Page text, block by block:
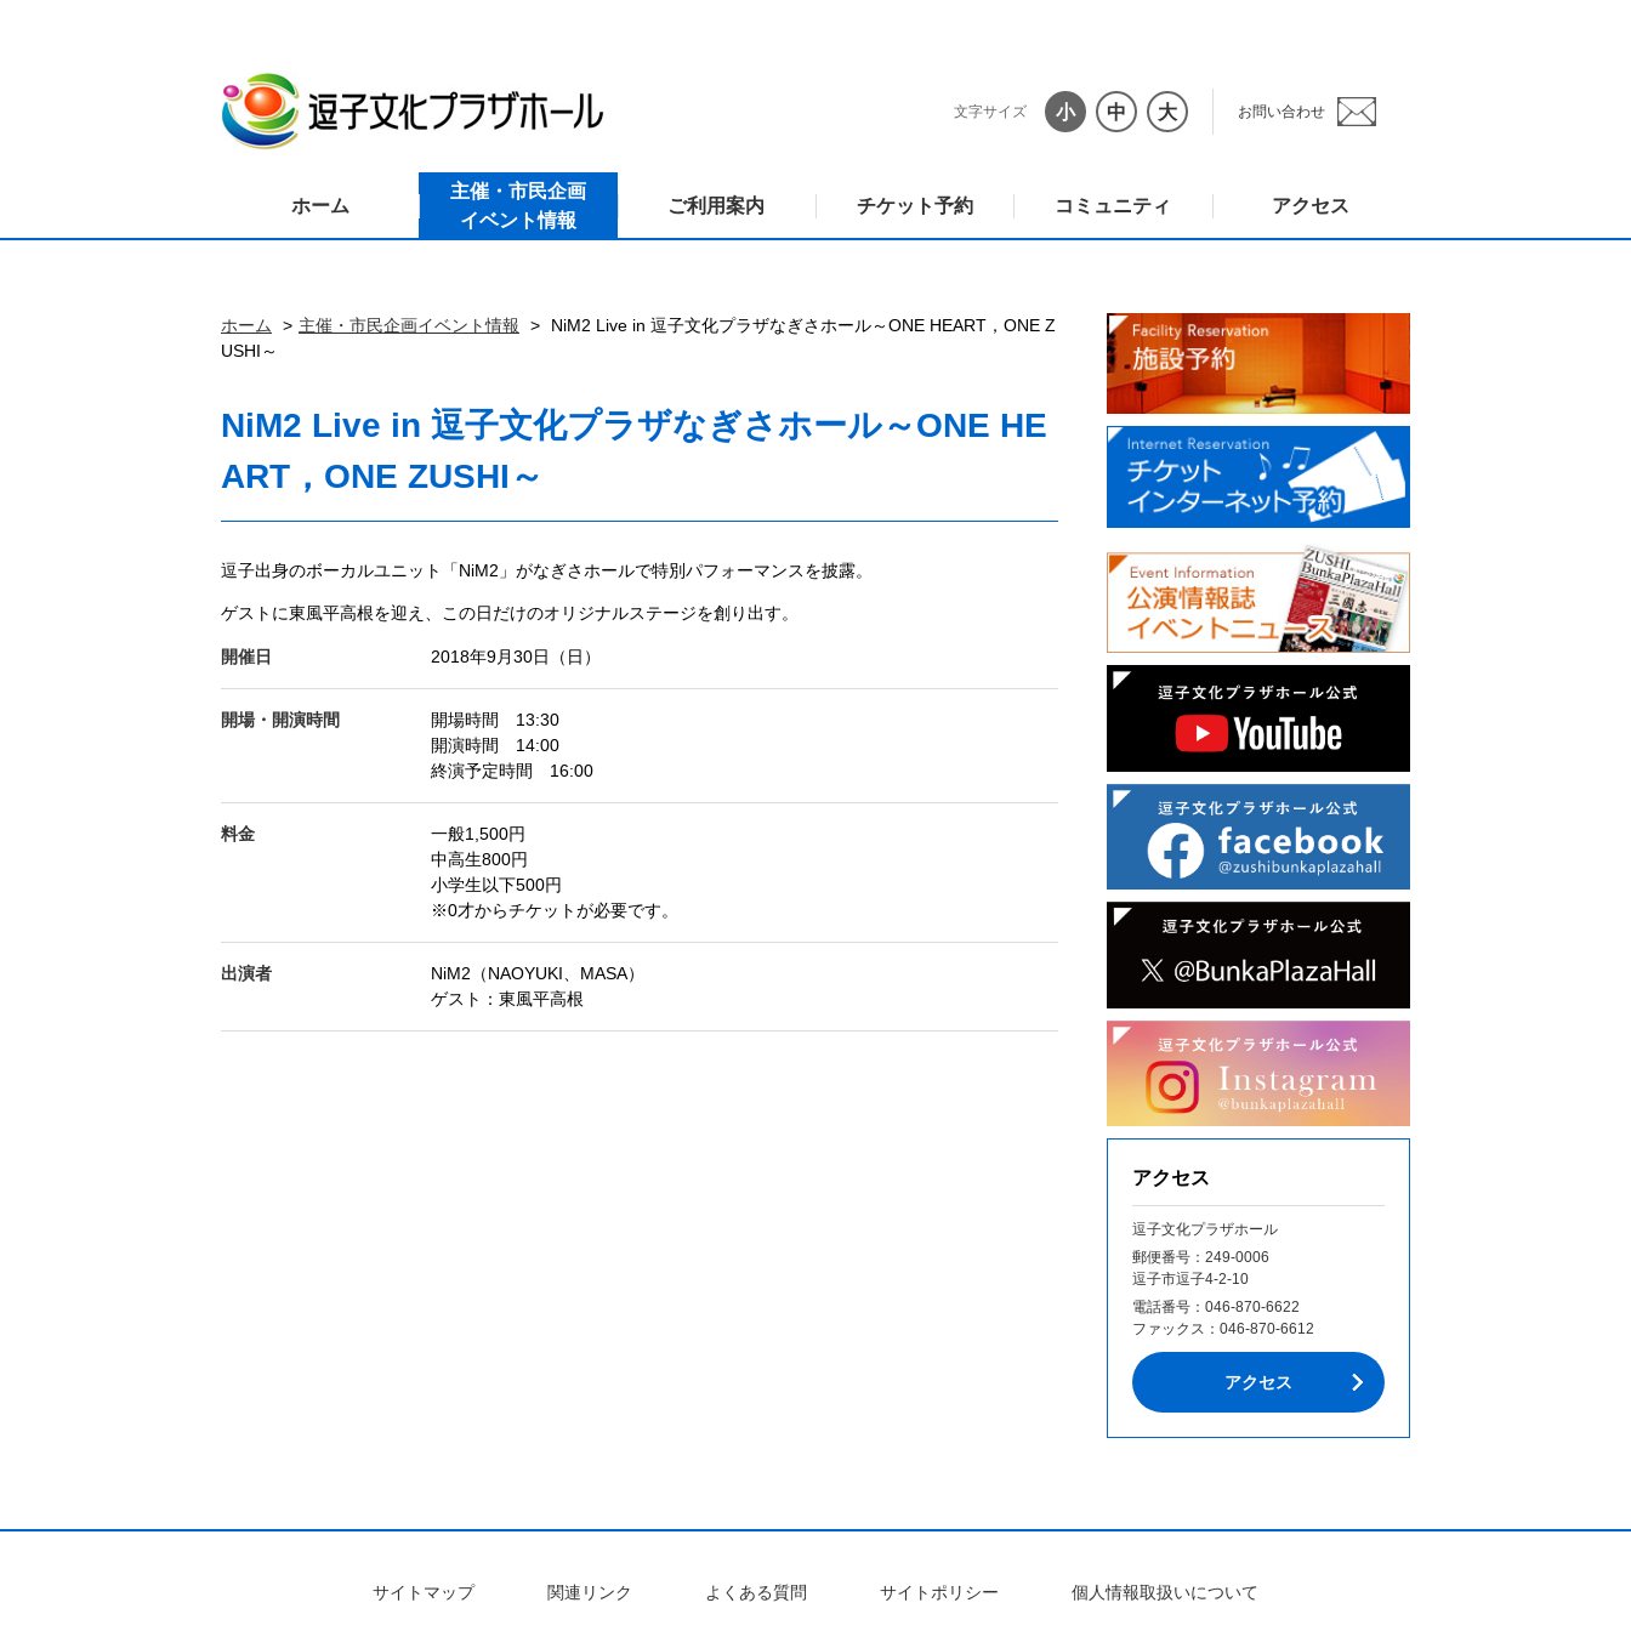
文字サイズ 小 中 大 お問い合わせ
ホーム
主催・市民企画
イベント情報
ご利用案内 チケット予約 コミュニティ アクセス
ホーム 主催・市民企画イベント情報
NiM2 Live in 逗子文化プラザなぎさホール～ONE HEART，ONE Z
USHI～
NiM2 Live in 逗子文化プラザなぎさホール～ONE HE
ART，ONE ZUSHI～
逗子出身のボーカルユニット「NiM2」がなぎさホールで特別パフォーマンスを披露。
ゲストに東風平高根を迎え、この日だけのオリジナルステージを創り出す。
開催日 2018年9月30日（日）
開場・開演時間
開場時間 13:30
開演時間 14:00
終演予定時間 16:00
料金
一般1,500円
中高生800円
小学生以下500円
※0才からチケットが必要です。
出演者
NiM2（NAOYUKI、MASA）
ゲスト：東風平高根
アクセス
逗子文化プラザホール
郵便番号：249‐0006
逗子市逗子4-2-10
電話番号： 046-870-6622
ファックス： 046-870-6612
アクセス
サイトマップ 関連リンク よくある質問 サイトポリシー 個人情報取扱いについて